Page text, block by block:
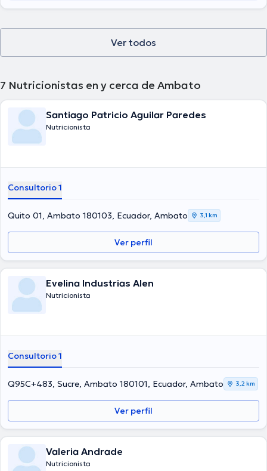
Ver todos
7 Nutricionistas en y cerca de Ambato
Santiago Patricio Aguilar Paredes
Nutricionista
Consultorio 1
Quito 01, Ambato 180103, Ecuador, Ambato 3,1 km
Ver perfil
Evelina Industrias Alen
Nutricionista
Consultorio 1
Q95C+483, Sucre, Ambato 180101, Ecuador, Ambato 3,2 km
Ver perfil
Valeria Andrade
Nutricionista